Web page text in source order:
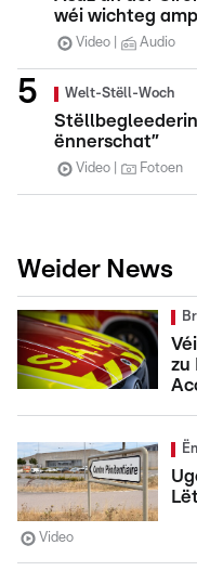
wéi wichteg
Video Audio
Welt-Stëll-Woch
ënnerschat”
Video Fotoen
Weider News
zu
Video